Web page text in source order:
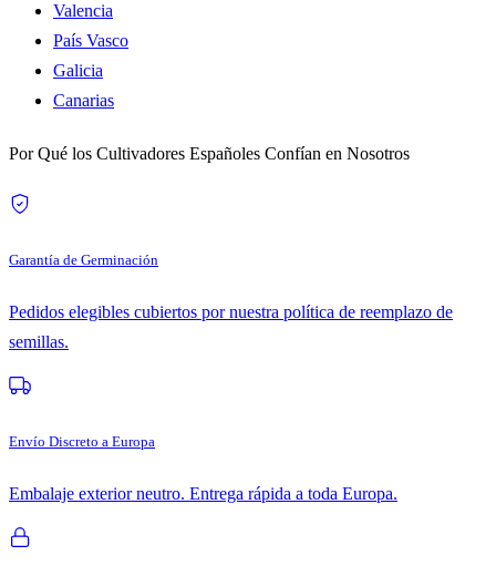
Valencia
País Vasco
Galicia
Canarias
Por Qué los Cultivadores Españoles Confían en Nosotros
Garantía de Germinación
Pedidos elegibles cubiertos por nuestra política de reemplazo de
semillas.
Envío Discreto a Europa
Embalaje exterior neutro. Entrega rápida a toda Europa.